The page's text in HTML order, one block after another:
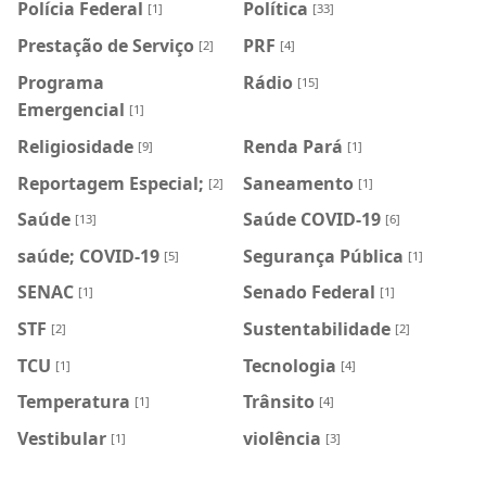
Polícia Federal [1] Política [33]
Prestação de Serviço [2] PRF [4]
Programa
Emergencial [1]
Rádio [15]
Religiosidade [9] Renda Pará [1]
Reportagem Especial; [2] Saneamento [1]
Saúde [13] Saúde COVID-19 [6]
saúde; COVID-19 [5] Segurança Pública [1]
SENAC [1] Senado Federal [1]
STF [2] Sustentabilidade [2]
TCU [1] Tecnologia [4]
Temperatura [1] Trânsito [4]
Vestibular [1] violência [3]